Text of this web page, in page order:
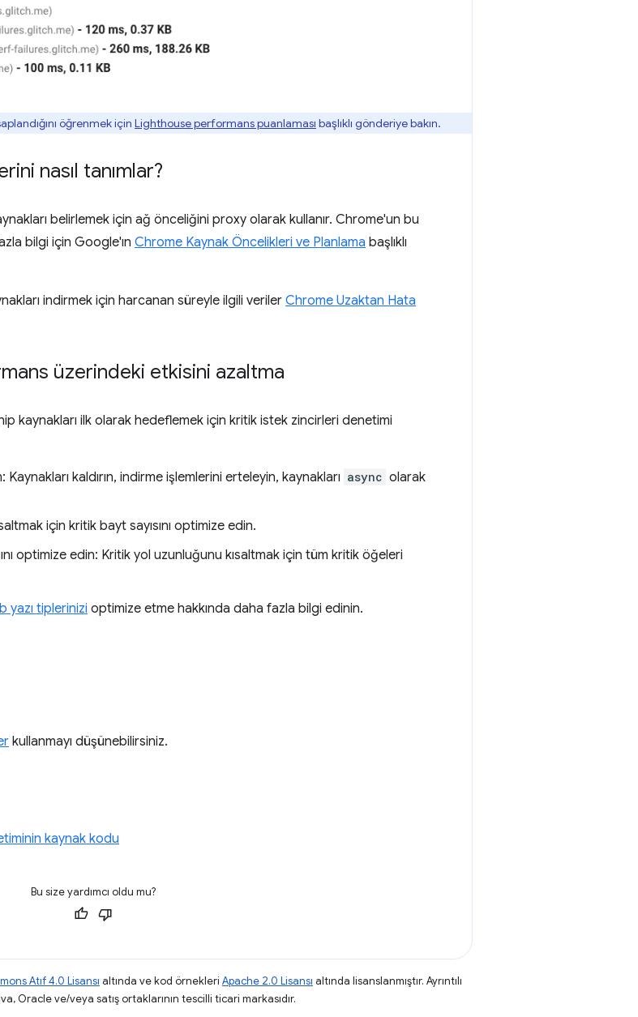
öğrenmek için Lighthouse performans puanlaması başlıklı gönderiye bakın.
nasıl tanımlar?
belirlemek için ağ önceliğini proxy olarak kullanır. Chrome'un bu
bilgi için Google'ın Chrome Kaynak Öncelikleri ve Planlama başlıklı
indirmek için harcanan süreyle ilgili veriler Chrome Uzaktan Hata
üzerindeki etkisini azaltma
kaynakları ilk olarak hedeflemek için kritik istek zincirleri denetimi
Kaynakları kaldırın, indirme işlemlerini erteleyin, kaynakları async olarak
için kritik bayt sayısını optimize edin.
optimize edin: Kritik yol uzunluğunu kısaltmak için tüm kritik öğeleri
yazı tiplerinizi optimize etme hakkında daha fazla bilgi edinin.
kullanmayı düşünebilirsiniz.
kaynak kodu
Bu size yardımcı oldu mu?
Atıf 4.0 Lisansı altında ve kod örnekleri Apache 2.0 Lisansı altında lisanslanmıştır. Ayrıntılı
Oracle ve/veya satış ortaklarının tescilli ticari markasıdır.